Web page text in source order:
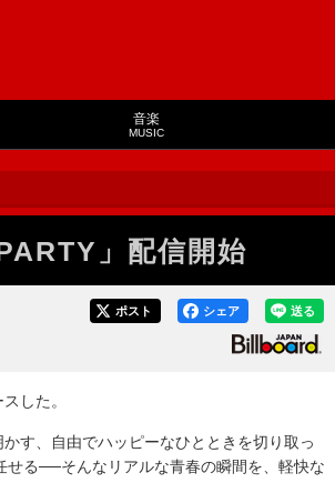
音楽
MUSIC
」配信開始
送る
シェア
ポスト
した。
す、自由でハッピーなひとときを切り取っ
せる──そんなリアルな青春の瞬間を、軽快な